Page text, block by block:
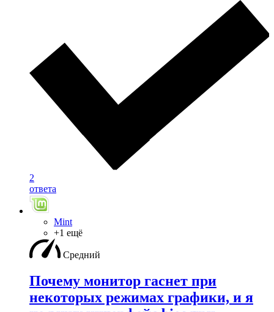
2
ответа
Mint
+1 ещё
Средний
Почему монитор гаснет при
некоторых режимах графики, и я